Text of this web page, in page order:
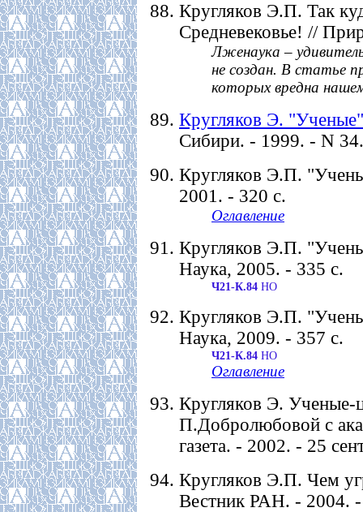
Кругляков Э.П. Так
Средневековье! //
Лженаука –
не создан. В статье
которых вредна
Кругляков Э.
Сибири. - 1999. - N
Кругляков Э.П.
2001. - 320 с.
Оглавление
Кругляков Э.П.
Наука, 2005. - 335 с.
Ч21-К.84 НО
Кругляков Э.П.
Наука, 2009. - 357 с.
Ч21-К.84 НО
Оглавление
Кругляков Э. Ученые-
П.Добролюбовой с
газета. - 2002. - 25
Кругляков Э.П. Чем
Вестник РАН. - 2004.